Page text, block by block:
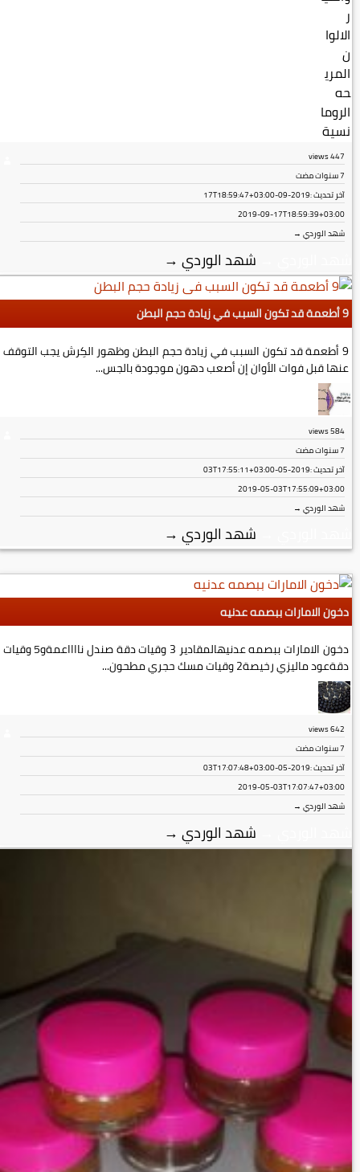
447
views
7 سنوات مضت
آخر تحديث :2019-09-17T18:59:47+03:00
2019-09-17T18:59:39+03:00
شهد الوردي →
شهد الوردي →
9 أطعمة قد تكون السبب في زيادة حجم البطن
9 أطعمة قد تكون السبب في زيادة حجم البطن وظهور الكِرش يجب التوقف
عنها قبل فوات الأوان إن أصعب دهون موجودة بالجس...
584
views
7 سنوات مضت
آخر تحديث :2019-05-03T17:55:11+03:00
2019-05-03T17:55:09+03:00
شهد الوردي →
شهد الوردي →
دخون الامارات ببصمه عدنيه
دخون الامارات ببصمه عدنيهالمقادير 3 وقيات دقة صندل نااااعمةو5 وقيات
دقةعود ماليزي رخيصة2 وقيات مسك حجري مطحون...
642
views
7 سنوات مضت
آخر تحديث :2019-05-03T17:07:48+03:00
2019-05-03T17:07:47+03:00
شهد الوردي →
شهد الوردي →